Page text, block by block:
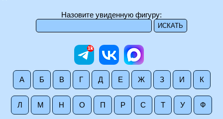
Назовите увиденную фигуру:
А Б В Г Д Е Ж З И К
Л М Н О П Р С Т У Ф